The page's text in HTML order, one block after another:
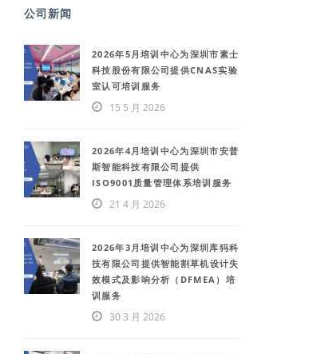
公司新闻
2026年5月培训中心为深圳市素士
科技股份有限公司提供CNAS实验
室认可培训服务
15 5 月 2026
2026年4月培训中心为深圳市安普
斯智能科技有限公司提供
ISO9001质量管理体系培训服务
21 4 月 2026
2026年3月培训中心为深圳库犸科
技有限公司提供智能割草机设计失
效模式及影响分析（DFMEA）培
训服务
30 3 月 2026